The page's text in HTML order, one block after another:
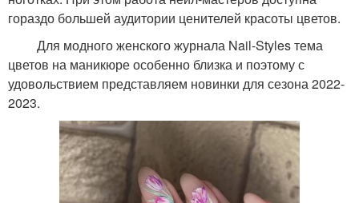
гораздо большей аудитории ценителей красоты цветов.
Для модного женского журнала Nail-Styles тема
цветов на маникюре особенно близка и поэтому с
удовольствием представляем новинки для сезона 2022-
2023.